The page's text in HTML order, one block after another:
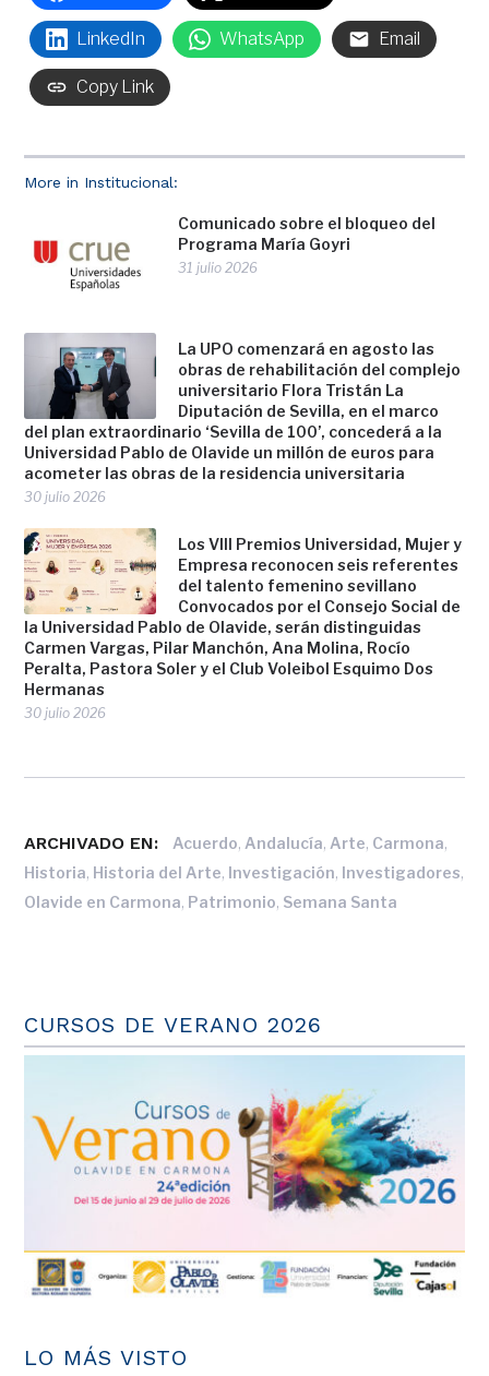
More in Institucional:
Comunicado sobre el bloqueo del
Programa María Goyri
31 julio 2026
La UPO comenzará en agosto las
obras de rehabilitación del complejo
universitario Flora Tristán La
Diputación de Sevilla, en el marco
del plan extraordinario ‘Sevilla de 100’, concederá a la
Universidad Pablo de Olavide un millón de euros para
acometer las obras de la residencia universitaria
30 julio 2026
Los VIII Premios Universidad, Mujer y
Empresa reconocen seis referentes
del talento femenino sevillano
Convocados por el Consejo Social de
la Universidad Pablo de Olavide, serán distinguidas
Carmen Vargas, Pilar Manchón, Ana Molina, Rocío
Peralta, Pastora Soler y el Club Voleibol Esquimo Dos
Hermanas
30 julio 2026
LinkedIn WhatsApp Email
Copy Link
ARCHIVADO EN: Acuerdo,Andalucía,Arte, Carmona,
Historia, Historia del Arte, Investigación, Investigadores,
Olavide en Carmona, Patrimonio, Semana Santa
CURSOS DE VERANO 2026
LO MÁS VISTO